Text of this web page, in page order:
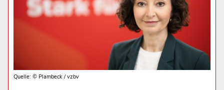
Quelle: © Plambeck / vzbv